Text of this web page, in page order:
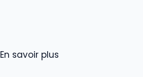
En savoir plus